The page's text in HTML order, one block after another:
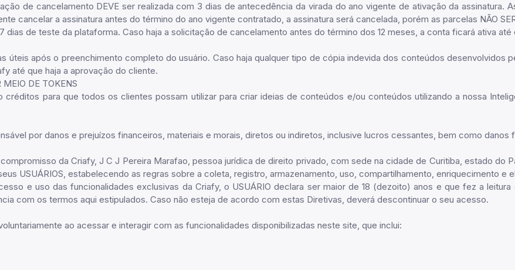
de cancelamento DEVE ser realizada com 3 dias de antecedência da virada do ano vigente de ativação da assinatura.
cancelar a assinatura antes do término do ano vigente contratado, a assinatura será cancelada, porém as parcelas NÃO
de teste da plataforma. Caso haja a solicitação de cancelamento antes do término dos 12 meses, a conta ficará ativa
após o preenchimento completo do usuário. Caso haja qualquer tipo de cópia indevida dos conteúdos desenvolvidos
até que haja a aprovação do cliente.
DE TOKENS
créditos para que todos os clientes possam utilizar para criar ideias de conteúdos e/ou conteúdos utilizando a nossa
por danos e prejuízos financeiros, materiais e morais, diretos ou indiretos, inclusive lucros cessantes, bem como
da Criafy, J C J Pereira Marafao, pessoa jurídica de direito privado, com sede na cidade de Curitiba, estado do
USUÁRIOS, estabelecendo as regras sobre a coleta, registro, armazenamento, uso, compartilhamento, enriquecimento
e uso das funcionalidades exclusivas da Criafy, o USUÁRIO declara ser maior de 18 (dezoito) anos e que fez a
com os termos aqui estipulados. Caso não esteja de acordo com estas Diretivas, deverá descontinuar o seu acesso.
ao acessar e interagir com as funcionalidades disponibilizadas neste site, que inclui: